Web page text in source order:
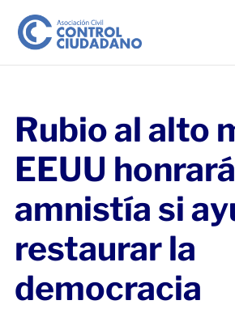
Rubio al alto
EEUU honrará
amnistía si
restaurar la
democracia